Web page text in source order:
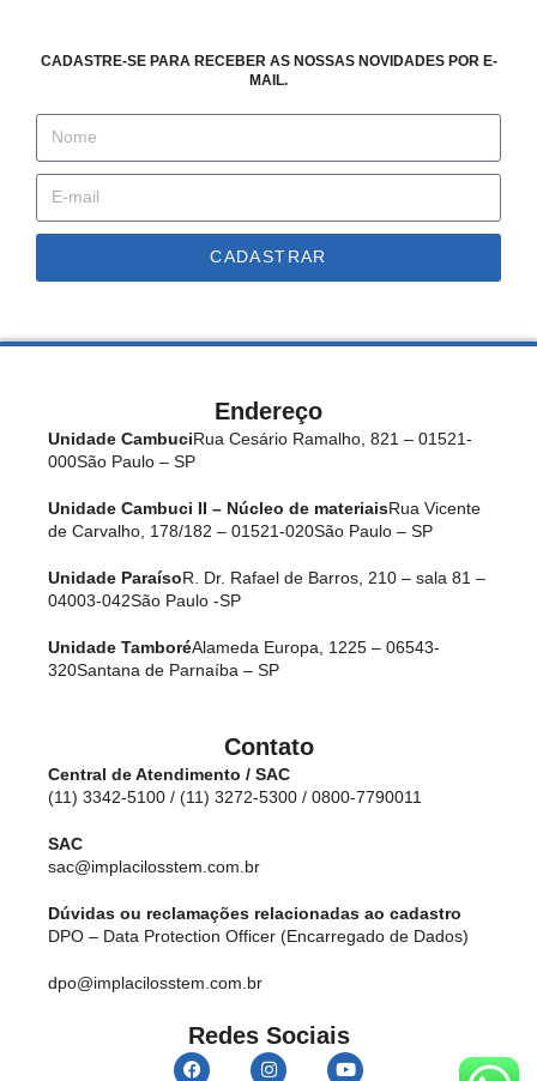
CADASTRE-SE PARA RECEBER AS NOSSAS NOVIDADES POR E-
MAIL.
CADASTRAR
Endereço
Unidade CambuciRua Cesário Ramalho, 821 – 01521-
000São Paulo – SP
Unidade Cambuci II – Núcleo de materiaisRua Vicente
de Carvalho, 178/182 – 01521-020São Paulo – SP
Unidade ParaísoR. Dr. Rafael de Barros, 210 – sala 81 –
04003-042São Paulo -SP
Unidade TamboréAlameda Europa, 1225 – 06543-
320Santana de Parnaíba – SP
Contato
Central de Atendimento / SAC
(11) 3342-5100 / (11) 3272-5300 / 0800-7790011
SAC
sac@implacilosstem.com.br
Dúvidas ou reclamações relacionadas ao cadastro
DPO – Data Protection Officer (Encarregado de Dados)
dpo@implacilosstem.com.br
Redes Sociais